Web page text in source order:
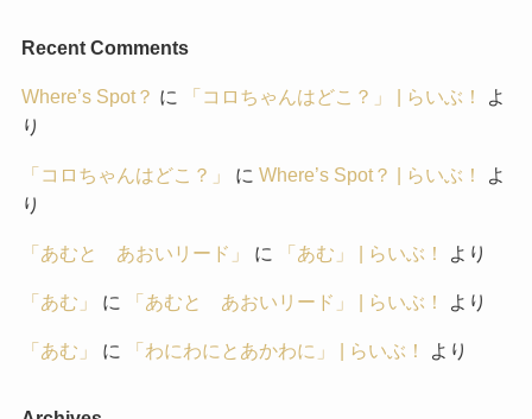
Recent Comments
Where’s Spot？ に 「コロちゃんはどこ？」 | らいぶ！
よ
り
「コロちゃんはどこ？」 に Where’s Spot？ | らいぶ！
よ
り
「あむと あおいリード」 に 「あむ」 | らいぶ！ より
「あむ」 に 「あむと あおいリード」 | らいぶ！ より
「あむ」 に 「わにわにとあかわに」 | らいぶ！ より